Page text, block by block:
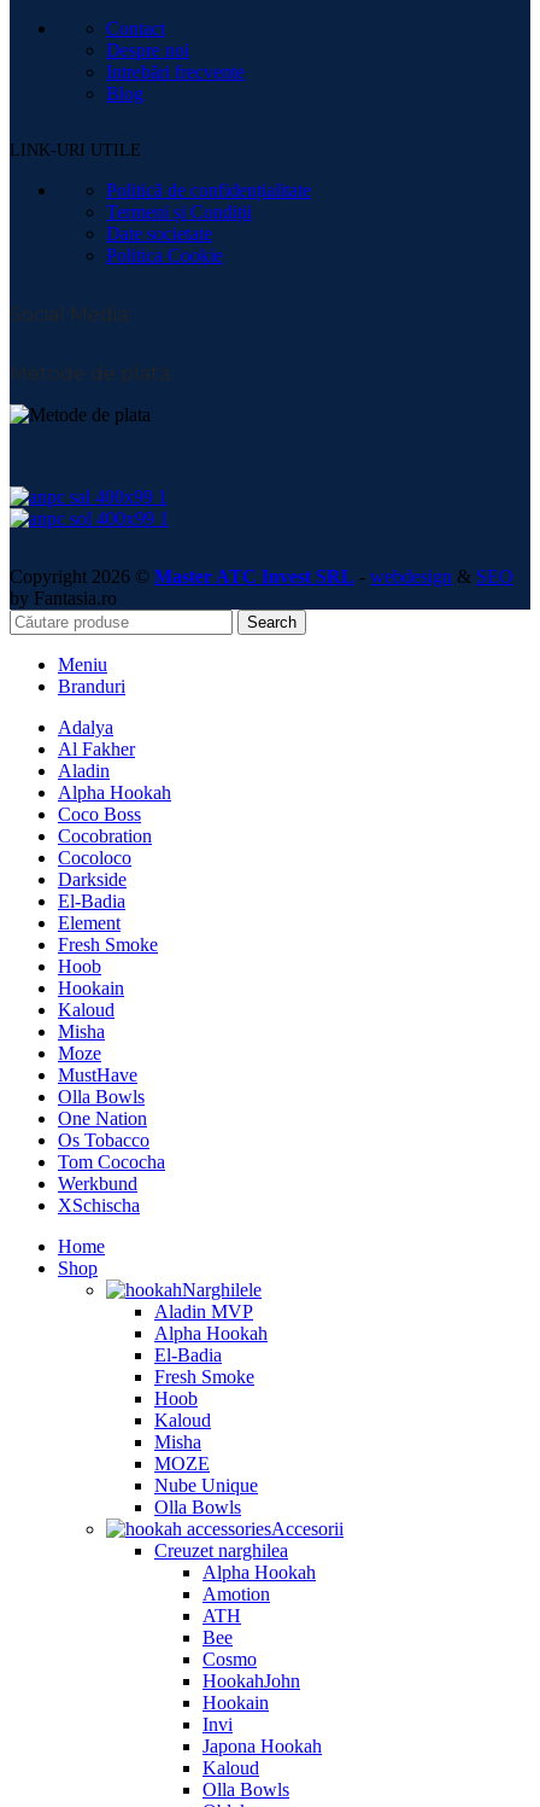
Contact
Despre noi
Intrebări frecvente
Blog
LINK-URI UTILE
Politică de confidențialitate
Termeni și Condiții
Date societate
Politica Cookie
Social Media:
Metode de plată:
Copyright 2026 © Master ATC Invest SRL - webdesign & SEO
by Fantasia.ro
Search
Meniu
Branduri
Adalya
Al Fakher
Aladin
Alpha Hookah
Coco Boss
Cocobration
Cocoloco
Darkside
El-Badia
Element
Fresh Smoke
Hoob
Hookain
Kaloud
Misha
Moze
MustHave
Olla Bowls
One Nation
Os Tobacco
Tom Cococha
Werkbund
XSchischa
Home
Shop
Narghilele
Aladin MVP
Alpha Hookah
El-Badia
Fresh Smoke
Hoob
Kaloud
Misha
MOZE
Nube Unique
Olla Bowls
Accesorii
Creuzet narghilea
Alpha Hookah
Amotion
ATH
Bee
Cosmo
HookahJohn
Hookain
Invi
Japona Hookah
Kaloud
Olla Bowls